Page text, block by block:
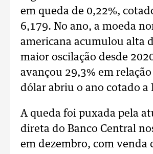
em queda de 0,22%,
6,179. No ano, a moeda
americana acumulou alta
maior oscilação desde
avançou 29,3% em relação
dólar abriu o ano cotado a
A queda foi puxada pela
direta do Banco Central
em dezembro, com venda